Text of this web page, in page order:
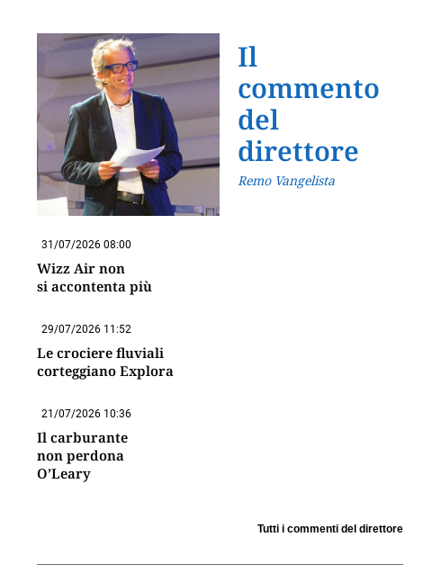
Il
commento
del
direttore
Remo Vangelista
31/07/2026 08:00
Wizz Air non
si accontenta più
29/07/2026 11:52
Le crociere fluviali
corteggiano Explora
21/07/2026 10:36
Il carburante
non perdona
O’Leary
Tutti i commenti del direttore